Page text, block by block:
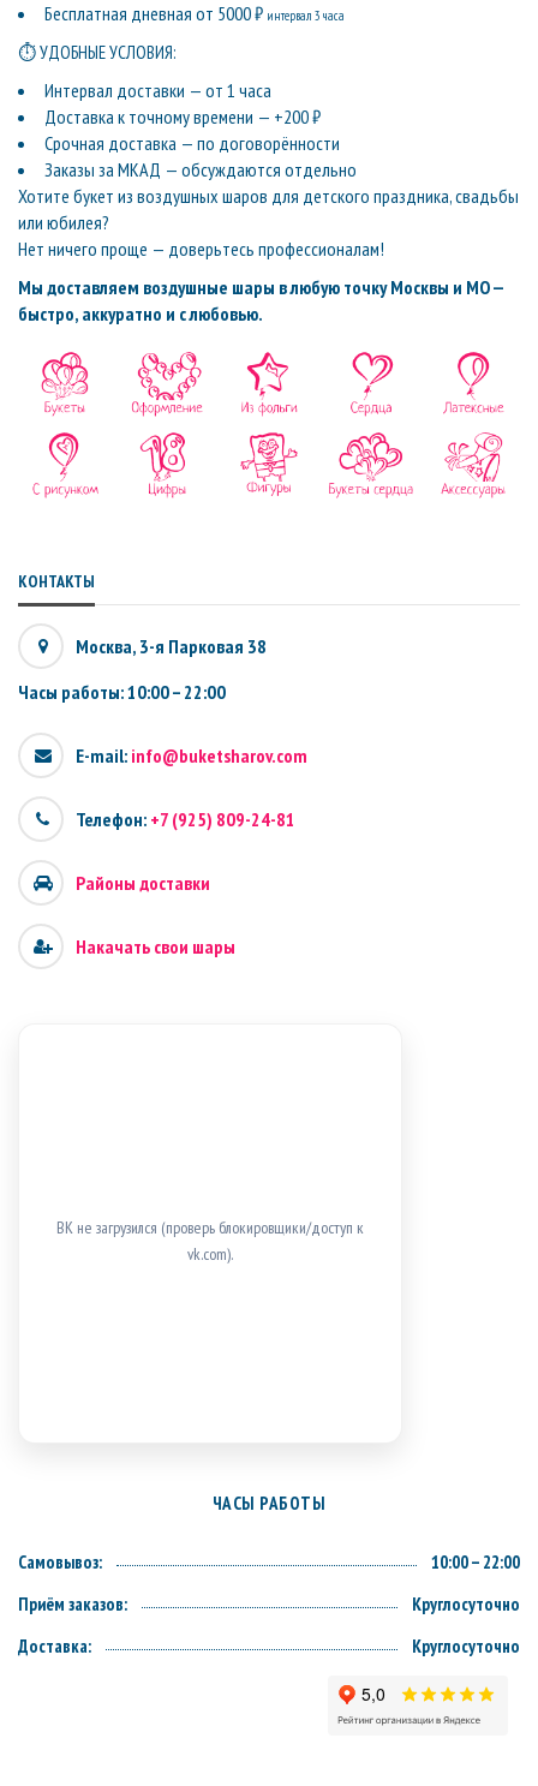
Бесплатная дневная от 5000 ₽ интервал 3 часа
⏱ УДОБНЫЕ УСЛОВИЯ:
Интервал доставки — от 1 часа
Доставка к точному времени — +200 ₽
Срочная доставка — по договорённости
Заказы за МКАД — обсуждаются отдельно
Хотите букет из воздушных шаров для детского праздника, свадьбы
или юбилея?
Нет ничего проще — доверьтесь профессионалам!
Мы доставляем воздушные шары в любую точку Москвы и МО —
быстро, аккуратно и с любовью.
КОНТАКТЫ
Москва, 3-я Парковая 38
Часы работы: 10:00 – 22:00
E-mail: info@buketsharov.com
Телефон: +7 (925) 809-24-81
Районы доставки
Накачать свои шары
ВК не загрузился (проверь блокировщики/доступ к
vk.com).
ЧАСЫ РАБОТЫ
Самовывоз:
10:00 – 22:00
Приём заказов:
Круглосуточно
Доставка:
Круглосуточно